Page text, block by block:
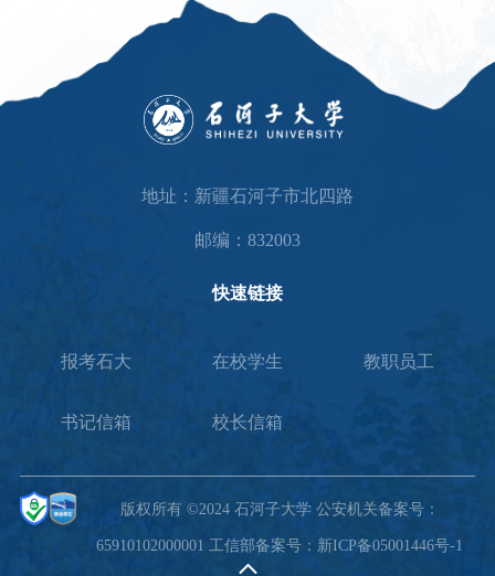
地址：新疆石河子市北四路
邮编：832003
快速链接
报考石大 在校学生 教职员工
书记信箱 校长信箱
版权所有 ©2024 石河子大学 公安机关备案号：
65910102000001 工信部备案号：新ICP备05001446号-1